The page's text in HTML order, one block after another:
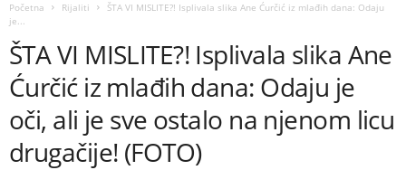
Početna Rijaliti
ŠTA VI MISLITE?! Isplivala slika Ane Ćurčić iz mlađih dana: Odaju
je...
ŠTA VI MISLITE?! Isplivala slika Ane
Ćurčić iz mlađih dana: Odaju je
oči, ali je sve ostalo na njenom licu
drugačije! (FOTO)